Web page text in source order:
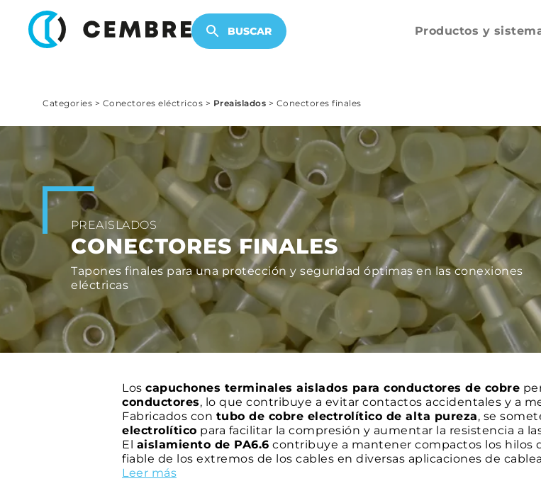
BUSCAR Productos y
PRODUCTOS ELECTRÓNICOS
Categories > Conectores eléctricos > Preaislados > Conectores finales
PREAISLADOS
CONECTORES FINALES
Tapones finales para una protección y seguridad óptimas en las conexiones
eléctricas
Los capuchones terminales aislados para conductores de cobre
conductores, lo que contribuye a evitar contactos accidentales y a
Fabricados con tubo de cobre electrolítico de alta pureza, se
electrolítico para facilitar la compresión y aumentar la resistencia a
El aislamiento de PA6.6 contribuye a mantener compactos los hilos
fiable de los extremos de los cables en diversas aplicaciones de
Son la solución ideal para
Leer más